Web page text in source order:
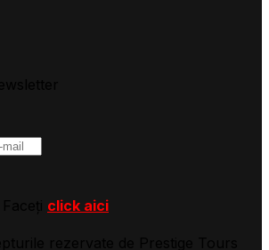
click aici